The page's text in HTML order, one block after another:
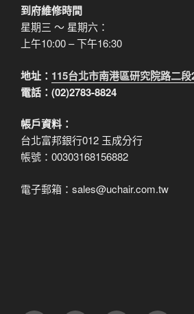
到府維修時間
星期三 ～ 星期六：
上午10:00 – 下午16:30
地址： 115台北市南港區研究院路二段
電話：(02)2783-8824
帳戶資料：
台北富邦銀行012 玉成分行
帳號：00303168156882
電子郵箱：sales@uchair.com.tw